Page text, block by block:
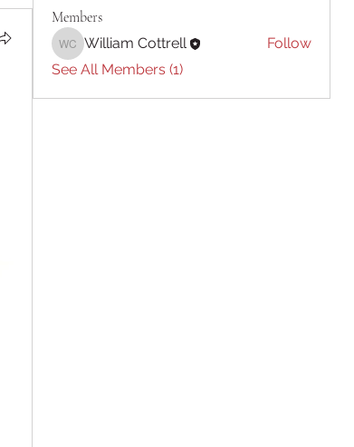
Members
William Cottrell
William Cottrell
Follow
See All Members (1)